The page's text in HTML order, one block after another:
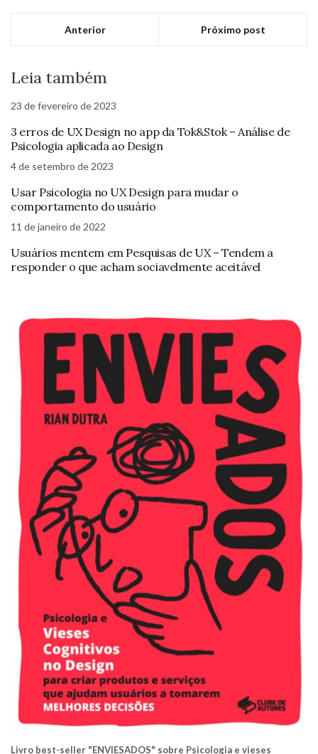
Anterior Próximo post
Leia também
23 de fevereiro de 2023
3 erros de UX Design no app da Tok&Stok – Análise de
Psicologia aplicada ao Design
4 de setembro de 2023
Usar Psicologia no UX Design para mudar o
comportamento do usuário
11 de janeiro de 2022
Usuários mentem em Pesquisas de UX – Tendem a
responder o que acham sociavelmente aceitável
Livro best-seller "ENVIESADOS" sobre Psicologia e vieses